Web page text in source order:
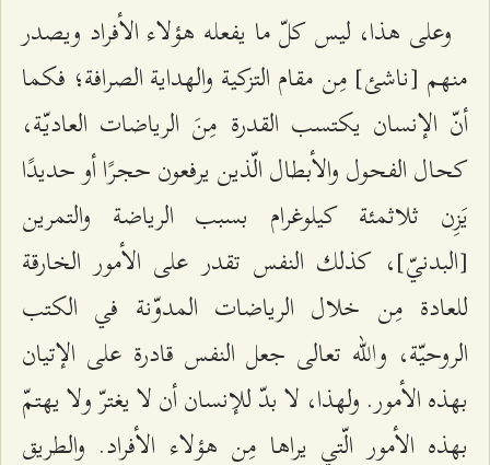
وعلى هذا، ليس كلّ ما يفعله هؤلاء الأفراد ويصدر
منهم [ناشئ] مِن مقام التزكية والهداية الصرافة؛ فكما
أنّ الإنسان يكتسب القدرة مِنَ الرياضات العاديّة،
كحال الفحول والأبطال الّذين يرفعون حجرًا أو حديدًا
يَزِن ثلاثمئة كيلوغرام بسبب الرياضة والتمرين
[البدنيّ]، كذلك النفس تقدر على الأمور الخارقة
للعادة مِن خلال الرياضات المدوّنة في الكتب
الروحيّة، والله تعالى جعل النفس قادرة على الإتيان
بهذه الأمور. ولهذا، لا بدّ للإنسان أن لا يغترّ ولا يهتمّ
بهذه الأمور الّتي يراها مِن هؤلاء الأفراد. والطريق